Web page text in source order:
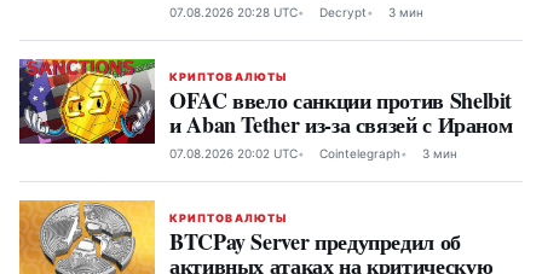
07.08.2026 20:28 UTC Decrypt 3 мин
КРИПТОВАЛЮТЫ
OFAC ввело санкции против Shelbit
и Aban Tether из-за связей с Ираном
07.08.2026 20:02 UTC Cointelegraph 3 мин
КРИПТОВАЛЮТЫ
BTCPay Server предупредил об
активных атаках на критическую